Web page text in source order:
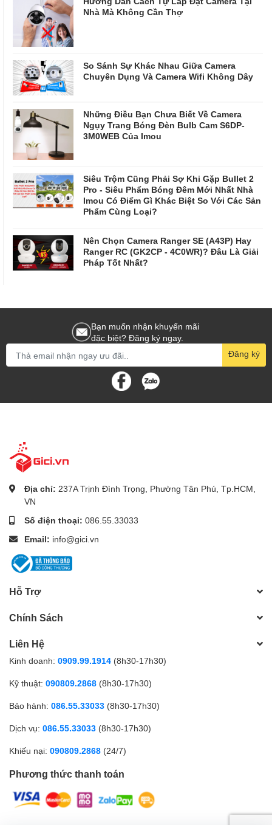
Nhà Mà Không Cần Thợ
So Sánh Sự Khác Nhau Giữa Camera
Chuyên Dụng Và Camera Wifi Không Dây
Những Điều Bạn Chưa Biết Về Camera
Ngụy Trang Bóng Đèn Bulb Cam S6DP-
3M0WEB Của Imou
Siêu Trộm Cũng Phải Sợ Khi Gặp Bullet 2
Pro - Siêu Phẩm Bóng Đêm Mới Nhất Nhà
Imou Có Điểm Gì Khác Biệt So Với Các Sản
Phẩm Cùng Loại?
Nên Chọn Camera Ranger SE (A43P) Hay
Ranger RC (GK2CP - 4C0WR)? Đâu Là Giải
Pháp Tốt Nhất?
Bạn muốn nhận khuyến mãi
đặc biệt? Đăng ký ngay.
Đăng ký
Địa chỉ: 237A Trịnh Đình Trọng, Phường Tân Phú, Tp.HCM,
VN
Số điện thoại: 086.55.33033
Email: info@gici.vn
Hỗ Trợ
Chính Sách
Liên Hệ
Kinh doanh: 0909.99.1914 (8h30-17h30)
Kỹ thuật: 090809.2868 (8h30-17h30)
Bảo hành: 086.55.33033 (8h30-17h30)
Dịch vụ: 086.55.33033 (8h30-17h30)
Khiếu nại: 090809.2868 (24/7)
Phương thức thanh toán